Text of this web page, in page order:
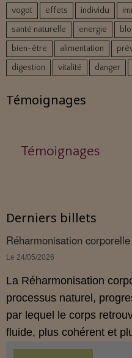
vogot
effets individu
santé naturelle
energie
bien-être
alimentation
digestion
vitalité danger
Témoignages
Témoignages
Derniers billets
Réharmonisation
Le 24/05/2026
La Réharmonisation
processus naturel,
par lequel le corps
fluide, plus cohérent et
hygiène de vie adaptée.